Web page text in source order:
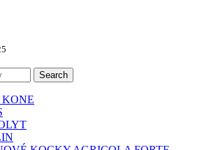
Search